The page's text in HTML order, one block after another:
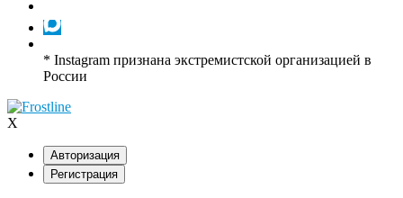
* Instagram признана экстремистской организацией в
России
X
Авторизация
Регистрация